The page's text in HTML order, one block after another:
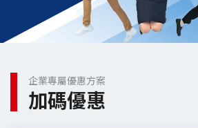
企業專屬優惠方案
加碼優惠